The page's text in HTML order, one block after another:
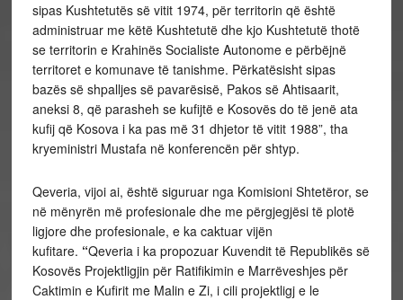
sipas Kushtetutës së vitit 1974, për territorin që është
administruar me këtë Kushtetutë dhe kjo Kushtetutë thotë
se territorin e Krahinës Socialiste Autonome e përbëjnë
territoret e komunave të tanishme. Përkatësisht sipas
bazës së shpalljes së pavarësisë, Pakos së Ahtisaarit,
aneksi 8, që parasheh se kufijtë e Kosovës do të jenë ata
kufij që Kosova i ka pas më 31 dhjetor të vitit 1988”, tha
kryeministri Mustafa në konferencën për shtyp.
Qeveria, vijoi ai, është siguruar nga Komisioni Shtetëror, se
në mënyrën më profesionale dhe me përgjegjësi të plotë
ligjore dhe profesionale, e ka caktuar vijën
kufitare. “Qeveria i ka propozuar Kuvendit të Republikës së
Kosovës Projektligjin për Ratifikimin e Marrëveshjes për
Caktimin e Kufirit me Malin e Zi, i cili projektligj e le